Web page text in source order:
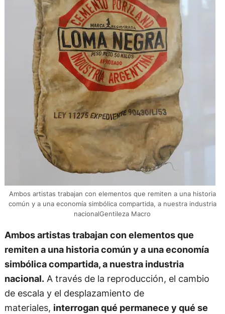
Ambos artistas trabajan con elementos que remiten a una historia
común y a una economía simbólica compartida, a nuestra industria
nacionalGentileza Macro
Ambos artistas trabajan con elementos que
remiten a una historia común y a una economía
simbólica compartida, a nuestra industria
nacional.A través de la reproducción, el cambio
de escala y el desplazamiento de
materiales, interrogan qué permanece y qué se